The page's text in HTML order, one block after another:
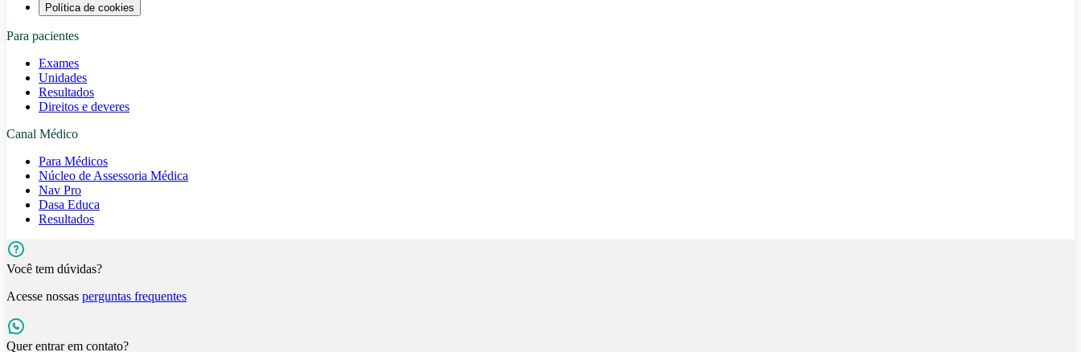
Política de cookies
Para pacientes
Exames
Unidades
Resultados
Direitos e deveres
Canal Médico
Para Médicos
Núcleo de Assessoria Médica
Nav Pro
Dasa Educa
Resultados
Você tem dúvidas?
Acesse nossas perguntas frequentes
Quer entrar em contato?